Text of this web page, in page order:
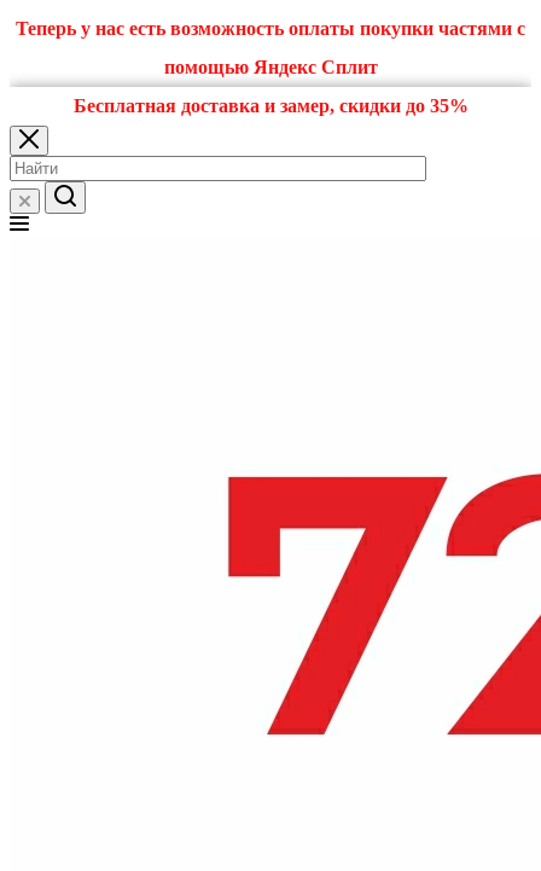
Теперь у нас есть возможность оплаты покупки частями с
помощью Яндекс Сплит
Бесплатная доставка и замер, скидки до 35%